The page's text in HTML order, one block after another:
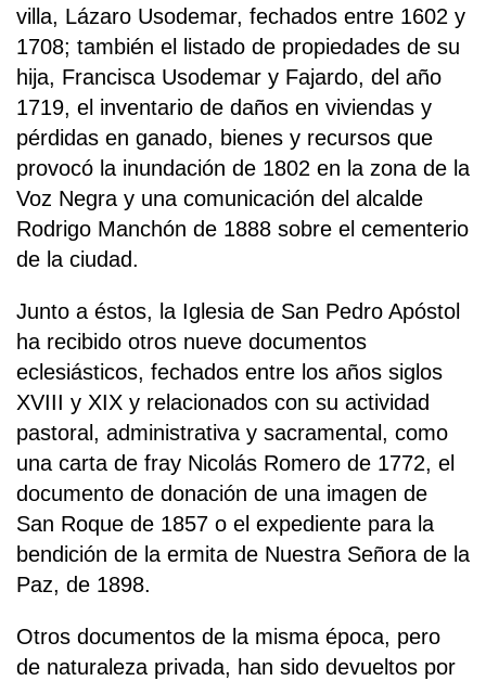
villa, Lázaro Usodemar, fechados entre 1602 y
1708; también el listado de propiedades de su
hija, Francisca Usodemar y Fajardo, del año
1719, el inventario de daños en viviendas y
pérdidas en ganado, bienes y recursos que
provocó la inundación de 1802 en la zona de la
Voz Negra y una comunicación del alcalde
Rodrigo Manchón de 1888 sobre el cementerio
de la ciudad.
Junto a éstos, la Iglesia de San Pedro Apóstol
ha recibido otros nueve documentos
eclesiásticos, fechados entre los años siglos
XVIII y XIX y relacionados con su actividad
pastoral, administrativa y sacramental, como
una carta de fray Nicolás Romero de 1772, el
documento de donación de una imagen de
San Roque de 1857 o el expediente para la
bendición de la ermita de Nuestra Señora de la
Paz, de 1898.
Otros documentos de la misma época, pero
de naturaleza privada, han sido devueltos por